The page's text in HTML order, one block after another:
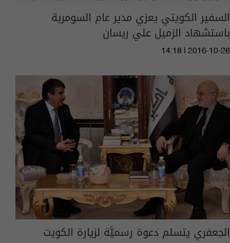
السفير الكويتي يعزي مدير عام السومرية
باستشهاد الزميل علي ريسان
14:18 | 2016-10-26
الجعفري يتسلم دعوة رسميَّة لزيارة الكويت